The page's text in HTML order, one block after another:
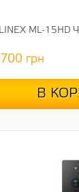
ML-15HD
грн
В